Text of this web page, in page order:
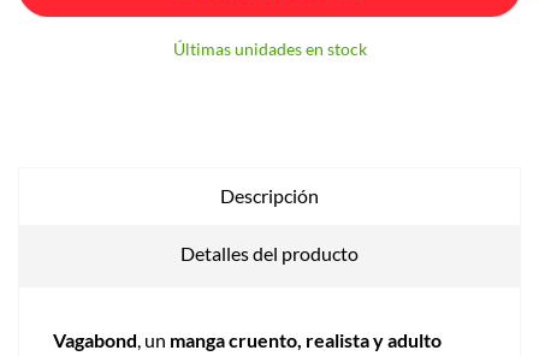
Últimas unidades en stock
Descripción
Detalles del producto
Vagabond, un manga cruento, realista y adulto